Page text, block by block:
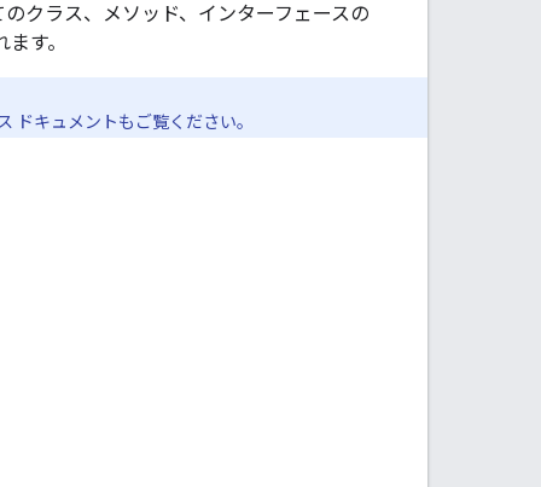
クラス、メソッド、インターフェースの
す。
ドキュメントもご覧ください。